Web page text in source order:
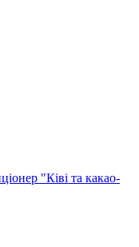
"Ківі та какао-